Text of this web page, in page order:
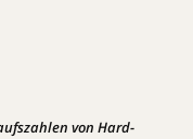
von Hard-